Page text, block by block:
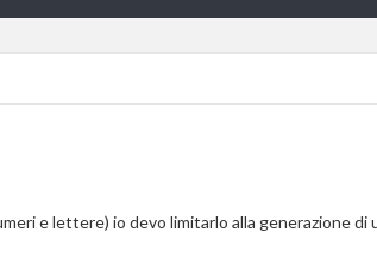
e lettere) io devo limitarlo alla generazione di